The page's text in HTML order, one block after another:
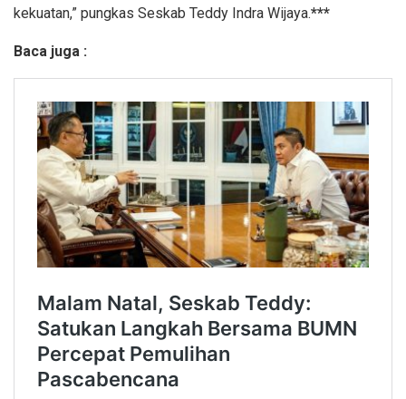
kekuatan,” pungkas Seskab Teddy Indra Wijaya.***
Baca juga :